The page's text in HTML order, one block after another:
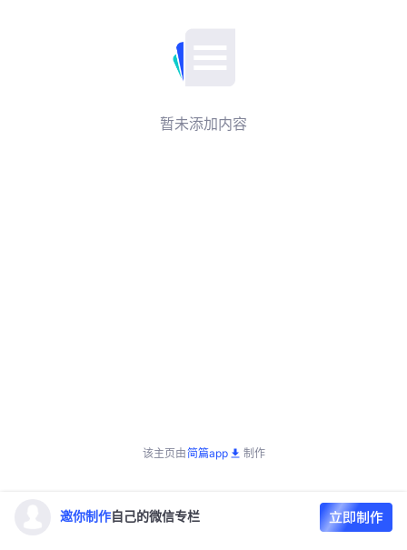
暂未添加内容
该主页由简篇app 制作
邀你制作 自己的微信专栏